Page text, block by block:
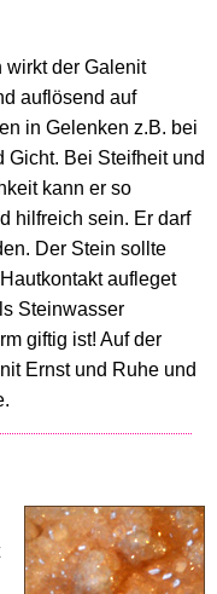
wirkt der Galenit
auflösend auf
in Gelenken z.B. bei
Gicht. Bei Steifheit und
kann er so
hilfreich sein. Er darf
Der Stein sollte
aufleget
Steinwasser
giftig ist! Auf der
Ernst und Ruhe und